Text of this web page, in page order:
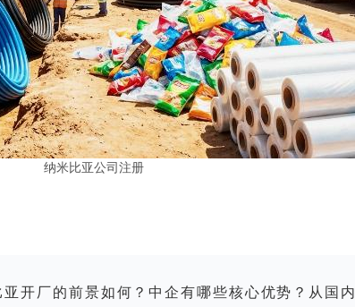
纳米比亚公司注册
开厂的前景如何？中企有哪些核心优势？从国内